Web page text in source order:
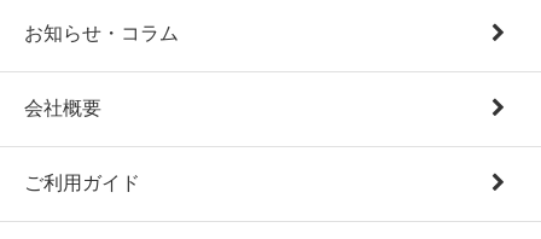
お知らせ・コラム
会社概要
ご利用ガイド